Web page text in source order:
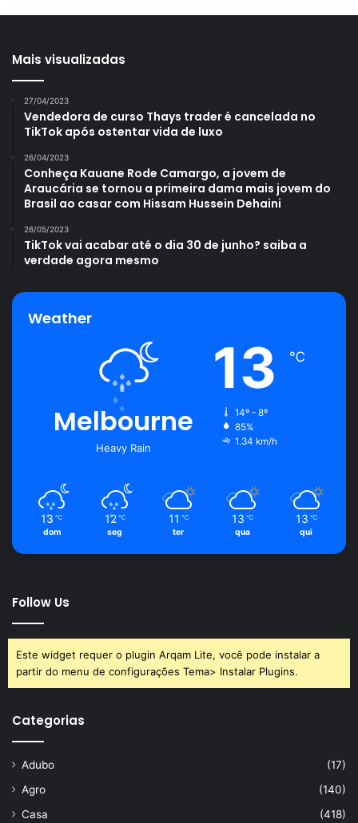
Mais visualizadas
27/04/2023
Vendedora de curso Thays trader é cancelada no
TikTok após ostentar vida de luxo
26/04/2023
Conheça Kauane Rode Camargo, a jovem de
Araucária se tornou a primeira dama mais jovem do
Brasil ao casar com Hissam Hussein Dehaini
26/05/2023
TikTok vai acabar até o dia 30 de junho? saiba a
verdade agora mesmo
Weather
Melbourne
Heavy Rain
13 ℃
14º - 8º
85%
1.34 km/h
13 ℃
dom
12 ℃
seg
11 ℃
ter
13 ℃
qua
13 ℃
qui
Follow Us
Este widget requer o plugin Arqam Lite, você pode instalar a
partir do menu de configurações Tema> Instalar Plugins.
Categorias
Adubo
(17)
Agro
(140)
Casa
(418)